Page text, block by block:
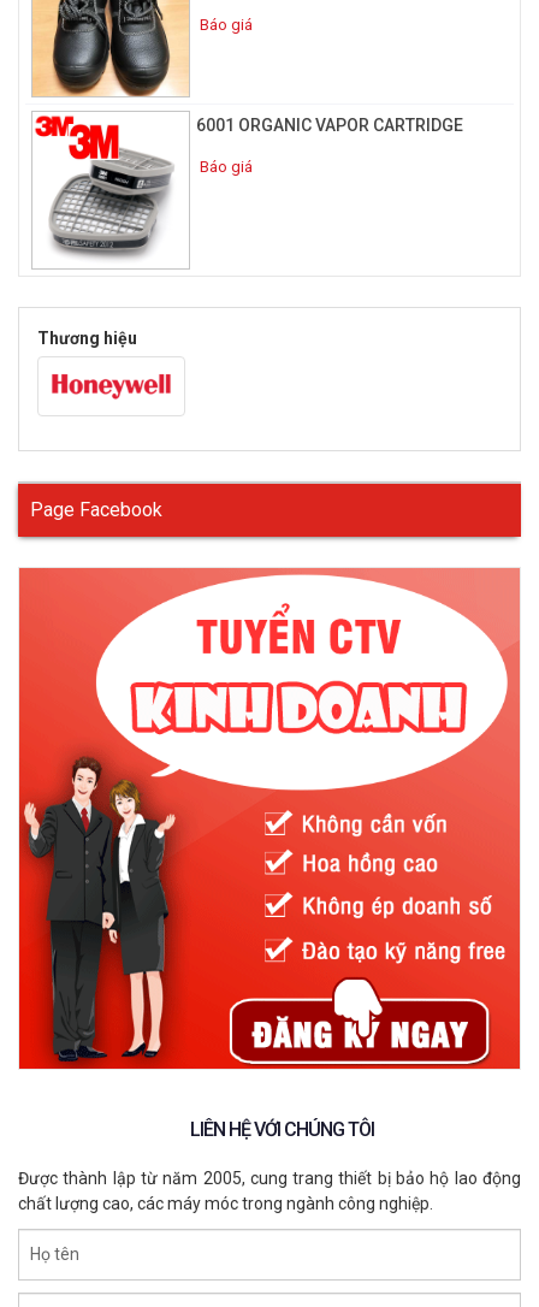
Báo giá
6001 ORGANIC VAPOR CARTRIDGE
Báo giá
Thương hiệu
Page Facebook
LIÊN HỆ VỚI CHÚNG TÔI
Được thành lập từ năm 2005, cung trang thiết bị bảo hộ lao động
chất lượng cao, các máy móc trong ngành công nghiệp.
Họ tên